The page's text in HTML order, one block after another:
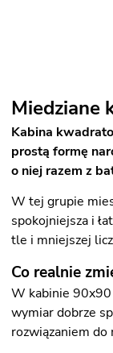
Miedziane
Kabina
prostą formę
o niej razem z
W tej grupie
spokojniejsza i
tle i mniejszej
Co realnie
W kabinie 90x90
wymiar dobrze
rozwiązaniem do